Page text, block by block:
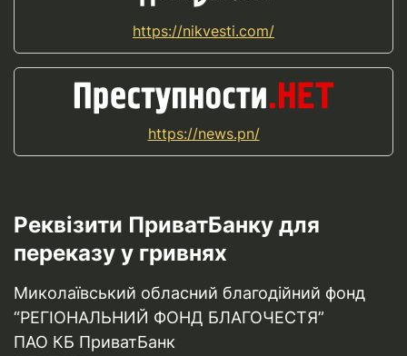
https://nikvesti.com/
https://news.pn/
Реквізити ПриватБанку для
переказу у гривнях
Миколаївський обласний благодійний фонд
“РЕГІОНАЛЬНИЙ ФОНД БЛАГОЧЕСТЯ”
ПАО КБ ПриватБанк